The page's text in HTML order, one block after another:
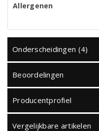
Allergenen
Onderscheidingen (4)
Beoordelingen
Producentprofiel
Vergelijkbare artikelen